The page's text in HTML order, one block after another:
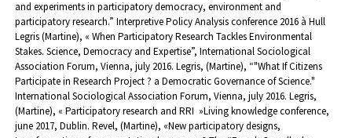
and experiments in participatory democracy, environment and
participatory research.” Interpretive Policy Analysis conference 2016 à Hull
Legris (Martine), « When Participatory Research Tackles Environmental
Stakes. Science, Democracy and Expertise”, International Sociological
Association Forum, Vienna, july 2016. Legris, (Martine), “"What If Citizens
Participate in Research Project ? a Democratic Governance of Science."
International Sociological Association Forum, Vienna, july 2016. Legris,
(Martine), « Participatory research and RRI »Living knowledge conference,
june 2017, Dublin. Revel, (Martine), «New participatory designs,